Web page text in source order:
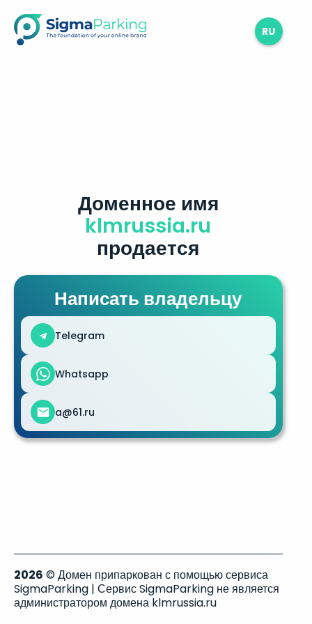
RU
Доменное имя
klmrussia.ru
продается
Написать владельцу
Telegram
Whatsapp
a@61.ru
2026 © Домен припаркован с помощью сервиса
SigmaParking | Сервис SigmaParking не является
администратором домена klmrussia.ru